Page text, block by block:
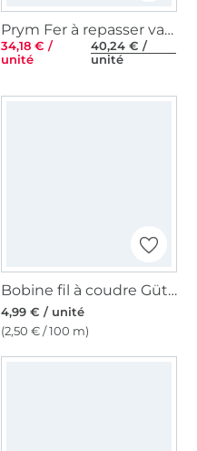
Prym Fer à repasser vapeur Mini
34,18 € /
unité
40,24 € /
unité
Bobine fil à coudre Gütermann 200m polyester, (331) menthe clair
4,99 € / unité
(2,50 € / 100 m)